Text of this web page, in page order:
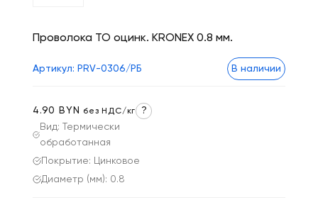
Проволока ТО оцинк. KRONEX 0.8 мм.
Артикул: PRV-0306/РБ В наличии
Вид: Термически
обработанная
Покрытие: Цинковое
Диаметр (мм): 0.8
4.90 BYN без НДС/кг ?